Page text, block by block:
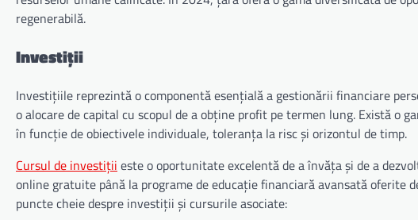
regenerabilă.
Investiții
Investițiile reprezintă o componentă esențială a gestionării financiare
o alocare de capital cu scopul de a obține profit pe termen lung. Există o
în funcție de obiectivele individuale, toleranța la risc și orizontul de timp.
Cursul de investiții este o oportunitate excelentă de a învăța și de a
online gratuite până la programe de educație financiară avansată oferite
puncte cheie despre investiții și cursurile asociate: